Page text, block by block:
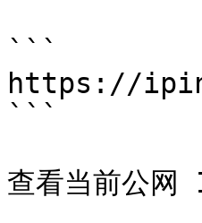
```
https://
```
查看当前公网